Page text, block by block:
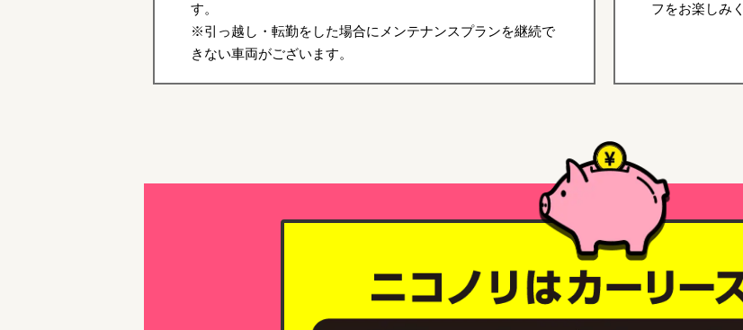
す。
※引っ越し・転勤をした場合にメンテナンスプランを継続で
きない車両がございます。
フをお楽しみ